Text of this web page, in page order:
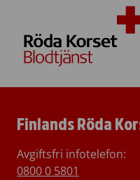
Finlands Röda
Avgiftsfri infotelefon:
0800 0 5801